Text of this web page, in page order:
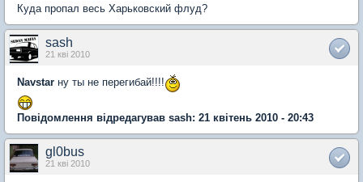
Куда пропал весь Харьковский флуд?
sash
21 кві 2010
Navstar ну ты не перегибай!!!!
Повідомлення відредагував sash: 21 квітень 2010 - 20:43
gl0bus
21 кві 2010